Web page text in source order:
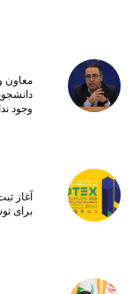
معاون
وجود
برای